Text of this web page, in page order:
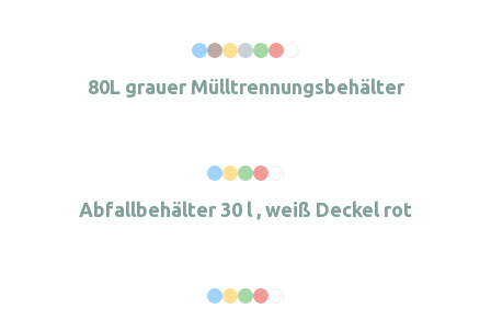
80L grauer Mülltrennungsbehälter
Abfallbehälter 30 l , weiß Deckel rot